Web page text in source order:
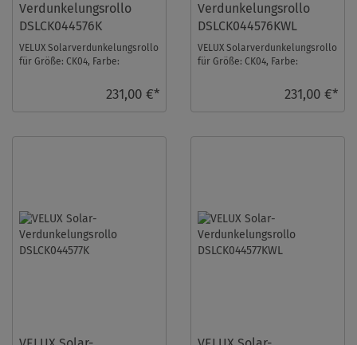
Verdunkelungsrollo
DSLCK044576K
VELUX Solarverdunkelungsrollo
für Größe: CK04, Farbe:
homecontrol kom ...231,00 €*
Verdunkelungsrollo
DSLCK044576KWL
VELUX Solarverdunkelungsrollo
für Größe: CK04, Farbe:
231,00 €*